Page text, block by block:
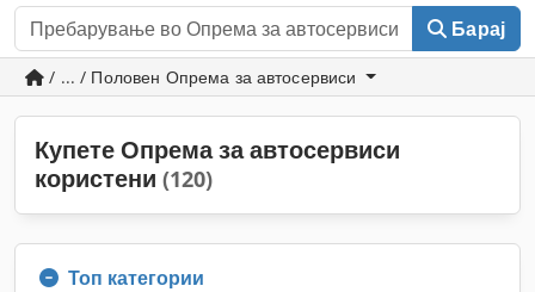
Барај
/ ... / Половен Опрема за автосервиси
Купете Опрема за автосервиси
користени (120)
Топ категории